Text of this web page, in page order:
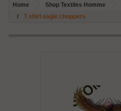
Home Shop Textiles Homme
T shirt eagle choppers